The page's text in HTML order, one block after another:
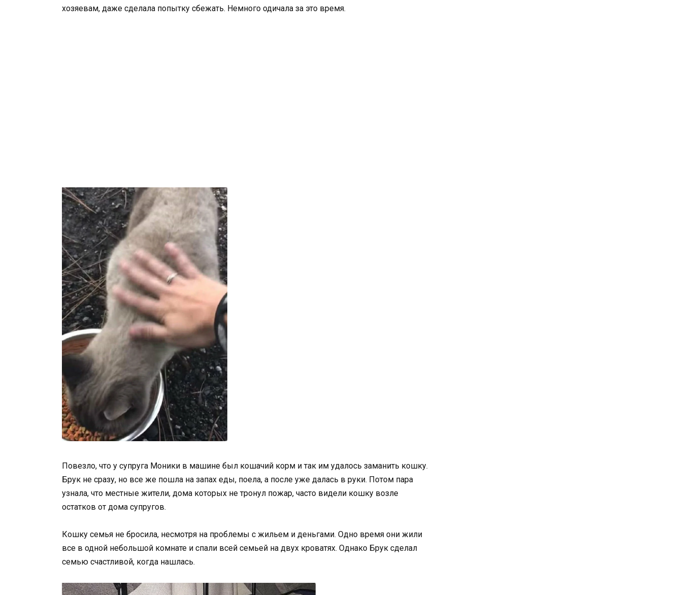
хозяевам, даже сделала попытку сбежать. Немного одичала за это время.
Повезло, что у супруга Моники в машине был кошачий корм и так им удалось заманить кошку.
Брук не сразу, но все же пошла на запах еды, поела, а после уже далась в руки. Потом пара
узнала, что местные жители, дома которых не тронул пожар, часто видели кошку возле
остатков от дома супругов.
Кошку семья не бросила, несмотря на проблемы с жильем и деньгами. Одно время они жили
все в одной небольшой комнате и спали всей семьей на двух кроватях. Однако Брук сделал
семью счастливой, когда нашлась.